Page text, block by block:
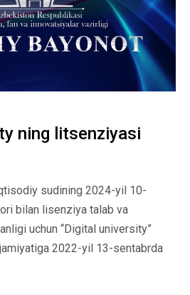
ning litsenziyasi
sudining 2024-yil 10-
bilan lisenziya talab va
uchun “Digital university”
2022-yil 13-sentabrda